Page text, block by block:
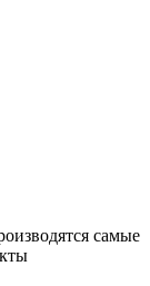
самые